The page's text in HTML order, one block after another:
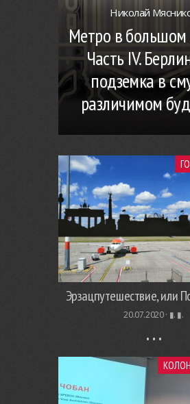
Николай
Метро в большом
Часть IV.
подземка в
различимом
Эрзацпутешествие, или
20.07.2020 · ▮. ▮.